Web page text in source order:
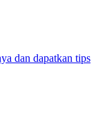
dan dapatkan tips